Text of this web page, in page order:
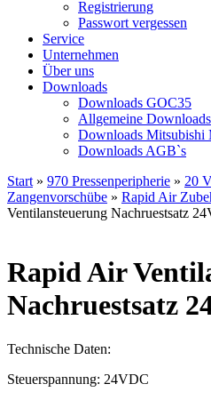
Registrierung
Passwort vergessen
Service
Unternehmen
Über uns
Downloads
Downloads GOC35
Allgemeine Downloads
Downloads Mitsubishi
Downloads AGB`s
Start » 970 Pressenperipherie » 20
Zangenvorschübe » Rapid Air
Ventilansteuerung Nachruestsatz
Rapid Air
Nachruestsatz
Technische Daten:
Steuerspannung: 24VDC